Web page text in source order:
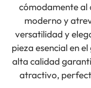
cómodamente al
moderno y
versatilidad y
pieza esencial en
alta calidad
atractivo,